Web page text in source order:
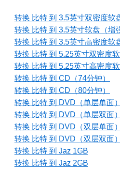
转换 比特 到 3.5英寸双密度软
转换 比特 到 3.5英寸软盘（增
转换 比特 到 3.5英寸高密度软
转换 比特 到 5.25英寸双密度
转换 比特 到 5.25英寸高密度
转换 比特 到 CD（74分钟）
转换 比特 到 CD（80分钟）
转换 比特 到 DVD（单层单面）
转换 比特 到 DVD（单层双面）
转换 比特 到 DVD（双层单面）
转换 比特 到 DVD（双层双面）
转换 比特 到 Jaz 1GB
转换 比特 到 Jaz 2GB